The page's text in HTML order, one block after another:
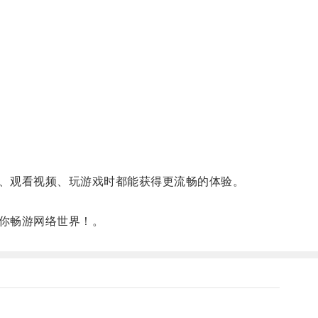
看视频、玩游戏时都能获得更流畅的体验。
游网络世界！。